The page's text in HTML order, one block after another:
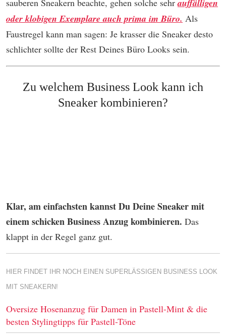
sauberen Sneakern beachte, gehen solche sehrauffälligen
oder klobigen Exemplare auch prima im Büro. Als
Faustregel kann man sagen: Je krasser die Sneaker desto
schlichter sollte der Rest Deines Büro Looks sein.
Zu welchem Business Look kann ich
Sneaker kombinieren?
Klar, am einfachsten kannst Du Deine Sneaker mit
einem schicken Business Anzug kombinieren. Das
klappt in der Regel ganz gut.
HIER FINDET IHR NOCH EINEN SUPERLÄSSIGEN BUSINESS LOOK
MIT SNEAKERN!
Oversize Hosenanzug für Damen in Pastell-Mint & die
besten Stylingtipps für Pastell-Töne